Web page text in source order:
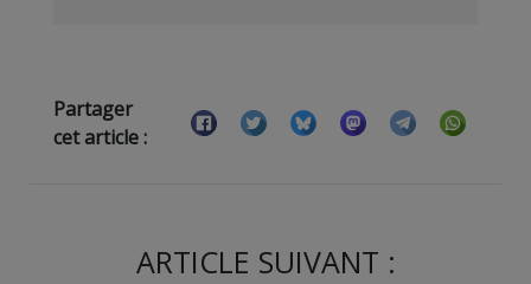
Partager
cet article :
ARTICLE SUIVANT :